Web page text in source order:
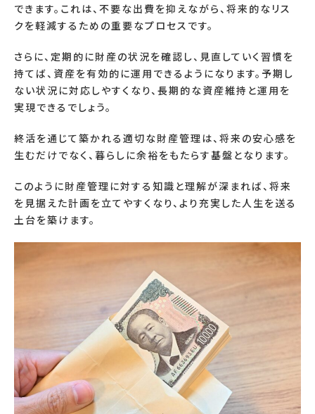
できます。これは、不要な出費を抑えながら、将来的なリス
クを軽減するための重要なプロセスです。
さらに、定期的に財産の状況を確認し、見直していく習慣を
持てば、資産を有効的に運用できるようになります。予期し
ない状況に対応しやすくなり、長期的な資産維持と運用を
実現できるでしょう。
終活を通じて築かれる適切な財産管理は、将来の安心感を
生むだけでなく、暮らしに余裕をもたらす基盤となります。
このように財産管理に対する知識と理解が深まれば、将来
を見据えた計画を立てやすくなり、より充実した人生を送る
土台を築けます。